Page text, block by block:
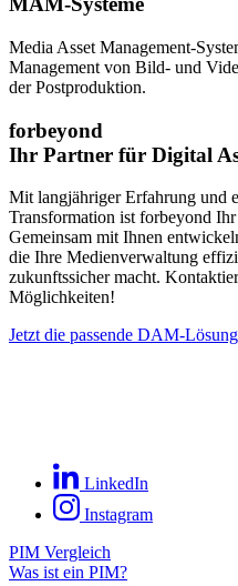
Media Asset Management-
Management von Bild- und
der Postproduktion.
forbeyond
Ihr Partner für Digital
Mit langjähriger Erfahrung und
Transformation ist forbeyond
Gemeinsam mit Ihnen
die Ihre Medienverwaltung
zukunftssicher macht.
Möglichkeiten!
Jetzt die passende DAM-
LinkedIn
Instagram
PIM Vergleich
Was ist ein PIM?